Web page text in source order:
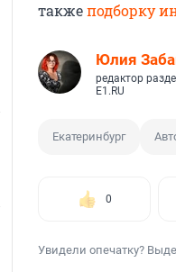
такжеподборку
Юлия
редактор
E1.RU
Екатеринбург
0
Увидели опечатку?